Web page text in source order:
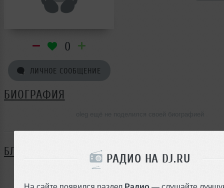
РАДИО НА DJ.RU
На сайте появился раздел Радио — слушайте
0
ЛИЧНОЕ СООБЩЕНИЕ
БИОГРАФИЯ
БЛОГ